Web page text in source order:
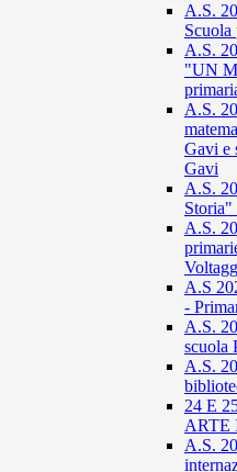
A.S.
A.S.
"UN
A.S.
Gavi e
Gavi
A.S.
Storia"
A.S.
A.S
-
A.S.
scuola
A.S.
24 E
ARTE
A.S.